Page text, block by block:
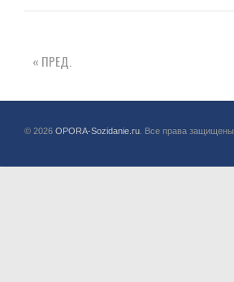
« ПРЕД.
© 2026 OPORA-Sozidanie.ru . Все права защищены.